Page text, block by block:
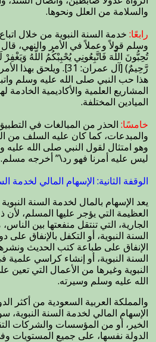
والسلامة من العلل ونحوها.
رابعًا: خدمة السنة النبوية من خلال
وسلم قولاً وعملاً في الأمر والنهي،
تُحِبُّونَ اللّهَ فَاتَّبِعُونِي يُحْبِبْكُمُ اللّهُ
رَّحِيمٌ) [آل عمران: 31].
هذا حب النبي صلى الله عليه وسلم
المشاريع العلمية والأكاديمية
الميادين المختلفة.
خامسًا: الحذر من المبالغات في
والمبدعات، كما كان عليه السلف من
وهو امتثال لقول النبي صلى الله
ليس عليه أمرنا فهو رد\” أخرجه مسلم.
الوقفة الثانية: الإسهام المالي لخدمة
يعد الإسهام بالمال لخدمة السنة
العظيمة التي يؤجر عليها المسلم،
الجارية، التي تنتقل منفعتها بين
السنة النبوية، أو التكفل بالإنفاق
الإنفاق على طباعة كتب الحديث
السنة النبوية، أو إنشاء كراسي
النبوية وغيرها من الأعمال التي
الله عليه وسلم وسيرته.
والمملكة العربية السعودية من أكثر
الإسهام المالي لخدمة السنة النبوية،
الخير، أو من المؤسسات والشركات
الدولة نفسها، على جميع المستويات